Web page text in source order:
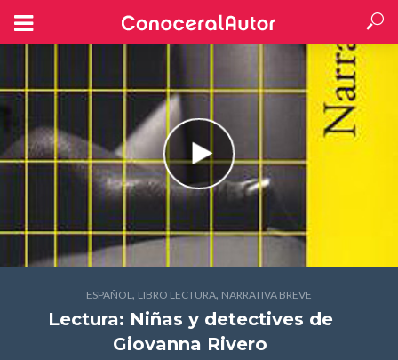
ESPAÑOL, LIBRO LECTURA, NARRATIVA BREVE
Lectura: Niñas y detectives de
Giovanna Rivero